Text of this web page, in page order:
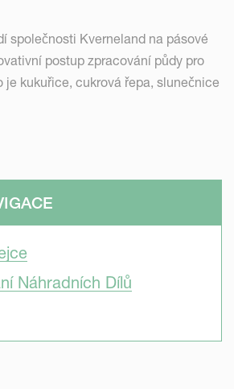
společnosti Kverneland na pásové
postup zpracování půdy pro
je kukuřice, cukrová řepa, slunečnice
Náhradních Dílů